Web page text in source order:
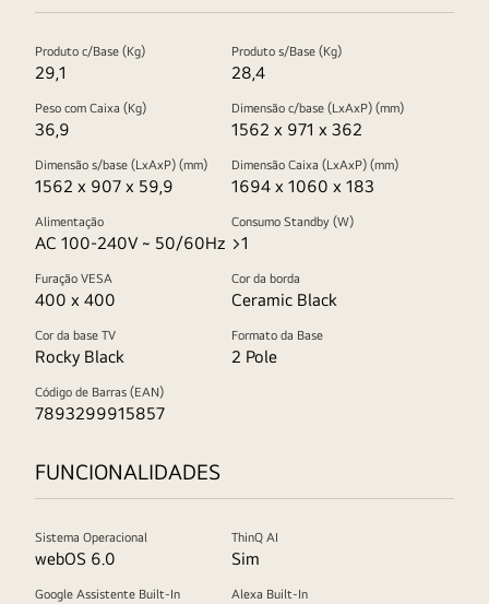
Produto c/Base (Kg)
29,1
Produto s/Base (Kg)
28,4
Peso com Caixa (Kg)
36,9
Dimensão c/base (LxAxP) (mm)
1562 x 971 x 362
Dimensão s/base (LxAxP) (mm)
1562 x 907 x 59,9
Dimensão Caixa (LxAxP) (mm)
1694 x 1060 x 183
Alimentação
AC 100-240V ~ 50/60Hz
Consumo Standby (W)
>1
Furação VESA
400 x 400
Cor da borda
Ceramic Black
Cor da base TV
Rocky Black
Formato da Base
2 Pole
Código de Barras (EAN)
7893299915857
FUNCIONALIDADES
Sistema Operacional
webOS 6.0
ThinQ AI
Sim
Google Assistente Built-In Alexa Built-In